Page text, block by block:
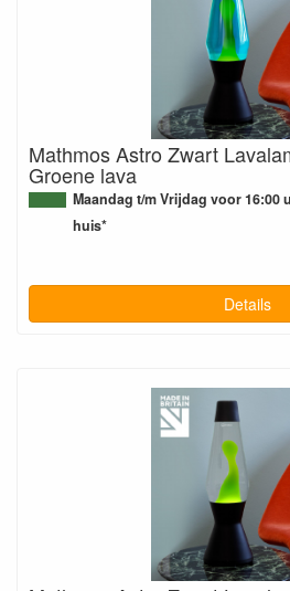
Mathmos Astro Zwart
Groene lava
Maandag t/m Vrijdag voor 16:00
huis*
Details